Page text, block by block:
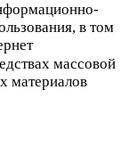
в том
массовой
материалов